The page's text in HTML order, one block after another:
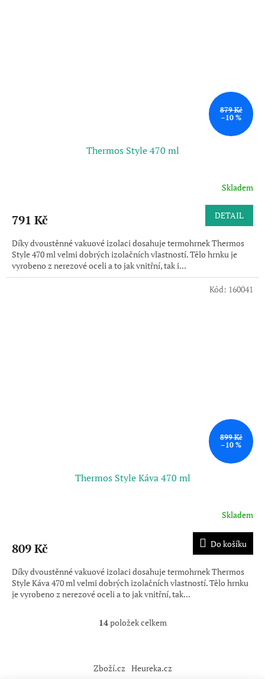
879 Kč
–10 %
Thermos Style 470 ml
Skladem
791 Kč DETAIL
Díky dvoustěnné vakuové izolaci dosahuje termohrnek Thermos
Style 470 ml velmi dobrých izolačních vlastností. Tělo hrnku je
vyrobeno z nerezové oceli a to jak vnitřní, tak i...
899 Kč
–10 %
Thermos Style Káva 470 ml
Skladem
809 Kč Do košíku
Díky dvoustěnné vakuové izolaci dosahuje termohrnek Thermos
Style Káva 470 ml velmi dobrých izolačních vlastností. Tělo hrnku
je vyrobeno z nerezové oceli a to jak vnitřní, tak...
Kód: 160041
O
d
14položek celkem
Zboží.cz Heureka.cz